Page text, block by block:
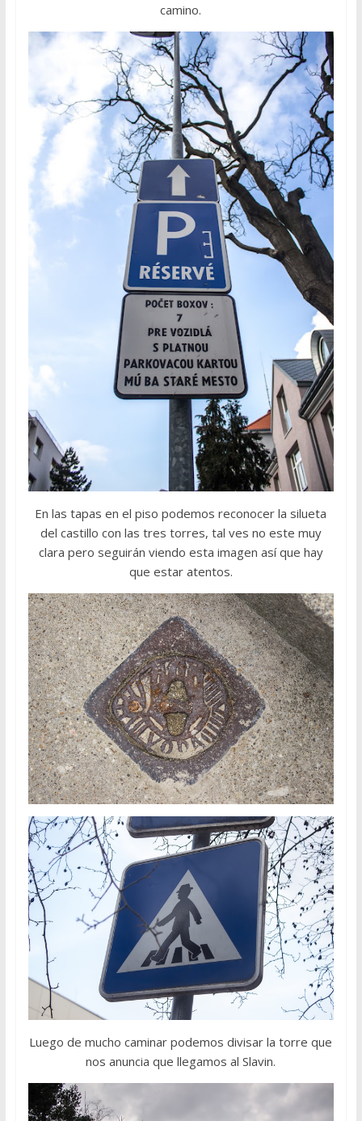
camino.
En las tapas en el piso podemos reconocer la silueta
del castillo con las tres torres, tal ves no este muy
clara pero seguirán viendo esta imagen así que hay
que estar atentos.
Luego de mucho caminar podemos divisar la torre que
nos anuncia que llegamos al Slavin.